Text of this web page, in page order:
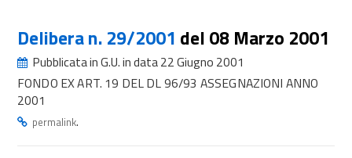
Delibera n. 29/2001 del 08 Marzo 2001
Pubblicata in G.U. in data 22 Giugno 2001
FONDO EX ART. 19 DEL DL 96/93 ASSEGNAZIONI ANNO
2001
permalink.